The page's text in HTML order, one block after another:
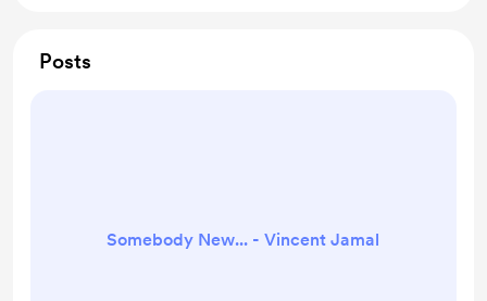
Posts
Somebody New... - Vincent Jamal